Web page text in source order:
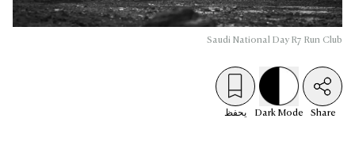
Saudi National Day R7 Run Club
Share
Dark Mode يحفظ